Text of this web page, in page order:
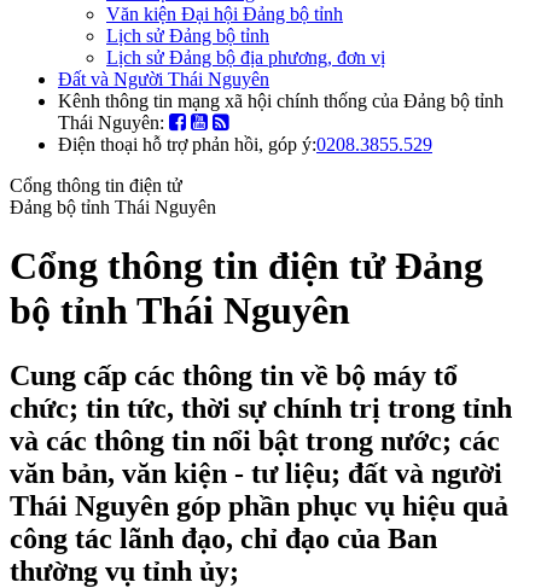
Văn kiện Đại hội Đảng bộ tỉnh
Lịch sử Đảng bộ tỉnh
Lịch sử Đảng bộ địa phương, đơn vị
Đất và Người Thái Nguyên
Kênh thông tin mạng xã hội chính thống của Đảng bộ tỉnh
Thái Nguyên:
Điện thoại hỗ trợ phản hồi, góp ý:0208.3855.529
Cổng thông tin điện tử
Đảng bộ tỉnh Thái Nguyên
Cổng thông tin điện tử Đảng
bộ tỉnh Thái Nguyên
Cung cấp các thông tin về bộ máy tổ
chức; tin tức, thời sự chính trị trong tỉnh
và các thông tin nổi bật trong nước; các
văn bản, văn kiện - tư liệu; đất và người
Thái Nguyên góp phần phục vụ hiệu quả
công tác lãnh đạo, chỉ đạo của Ban
thường vụ tỉnh ủy;